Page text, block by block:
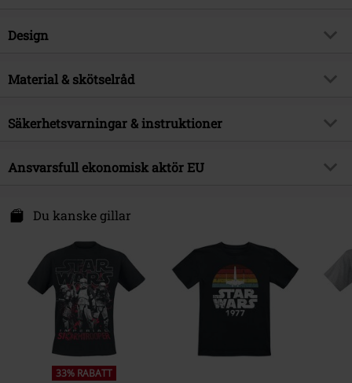
Artikelnummer
Design
Produkttyp
Material & skötselråd
Yttermaterial PVC
Säkerhetsvarningar & instruktioner
Kvävningsrisk på grund av smådelar som kan sväljas!
Ansvarsfull ekonomisk aktör EU
Calle Marcelo Usera 60
eureg@tbvat.com
Du kanske gillar
33% RABATT